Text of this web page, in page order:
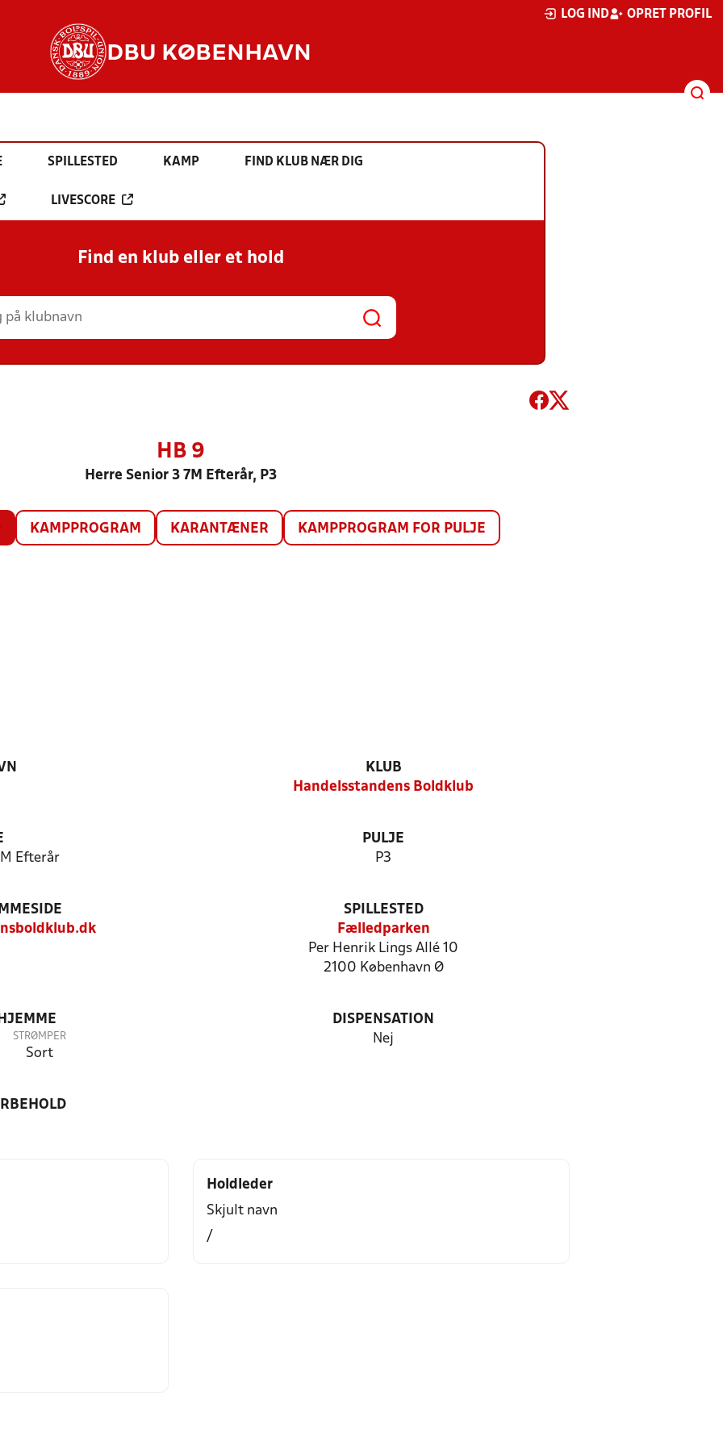
LOG IND OPRET PROFIL
DBU KØBENHAVN
SPILLESTED KAMP FIND KLUB NÆR DIG
LIVESCORE
Find en klub eller et hold
HB 9
Herre Senior 3 7M Efterår, P3
KAMPPROGRAM KARANTÆNER KAMPPROGRAM FOR PULJE
KLUB
Handelsstandens Boldklub
Efterår
PULJE
P3
SPILLESTED
Fælledparken
Per Henrik Lings Allé 10
2100 København Ø
STRØMPER
Sort
DISPENSATION
Nej
Holdleder
Skjult navn
/